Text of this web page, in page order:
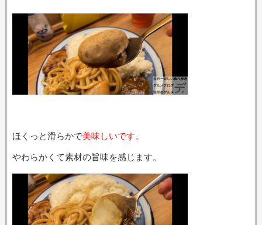
ほくっと滑らかで美味しいです。
やわらかくて素材の旨味を感じます。